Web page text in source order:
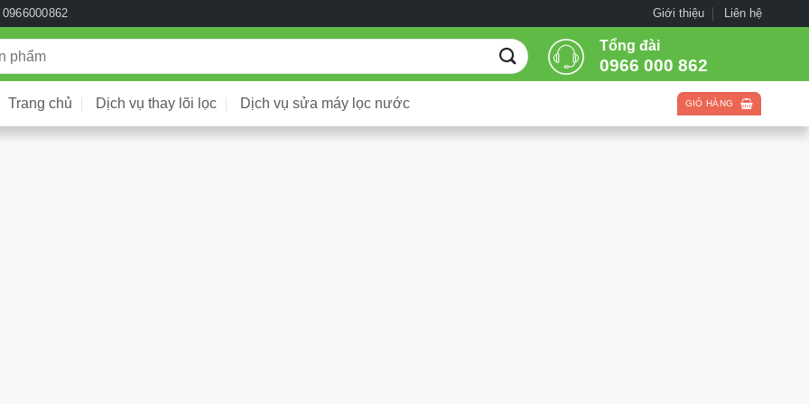
0966000862 Giới thiệu Liên hệ
Tổng đài
0966 000 862
Trang chủ Dịch vụ thay lõi lọc Dịch vụ sửa máy lọc nước GIỎ HÀNG